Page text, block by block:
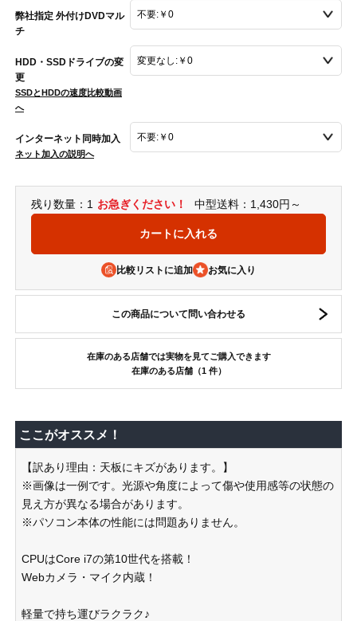
弊社指定 外付けDVDマル
チ
HDD・SSDドライブの変
更
SSDとHDDの速度比較動画
へ
インターネット同時加入
ネット加入の説明へ
残り数量：1 お急ぎください！ 中型送料：1,430円～
比較リストに追加
この商品について問い合わせる
在庫のある店舗では実物を見てご購入できます
在庫のある店舗（1 件）
ここがオススメ！
【訳あり理由：天板にキズがあります。】
※画像は一例です。光源や角度によって傷や使用感等の状態の
見え方が異なる場合があります。
※パソコン本体の性能には問題ありません。
CPUはCore i7の第10世代を搭載！
Webカメラ・マイク内蔵！
軽量で持ち運びラクラク♪